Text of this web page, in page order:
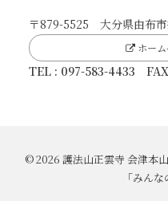
〒879-5525 大分県由布市
ホーム
TEL : 097-583-4433
© 2026 護法山正雲寺 会津本
「みん